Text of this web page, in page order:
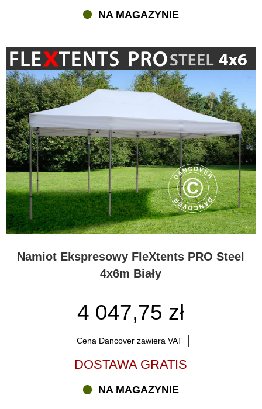
NA MAGAZYNIE
Namiot Ekspresowy FleXtents PRO Steel
4x6m Biały
4 047,75 zł
Cena Dancover zawiera VAT
DOSTAWA GRATIS
NA MAGAZYNIE